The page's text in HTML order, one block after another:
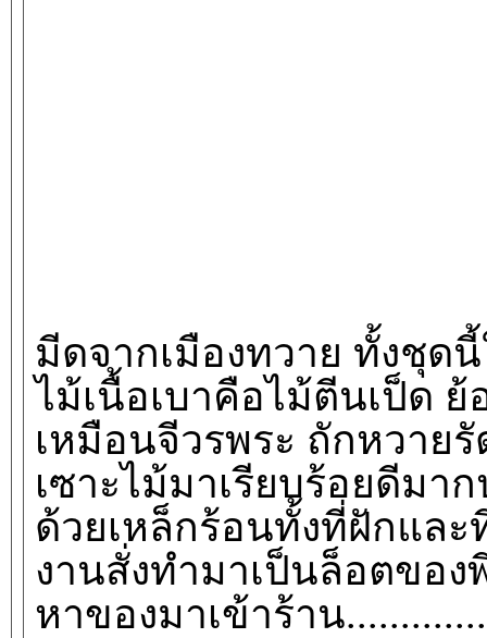
มีดจากเมืองทวาย ทั้งชุด
ไม้เนื้อเบาคือไม้ตีนเป็ด
เหมือนจีวรพระ ถักหวายรั
เซาะไม้มาเรียบร้อยดีมา
ด้วยเหล็กร้อนทั้งที่ฝักแล
งานสั่งทำมาเป็นล็อตขอ
หาของมาเข้าร้าน